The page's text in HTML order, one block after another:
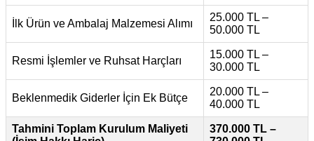
İlk Ürün ve Ambalaj Malzemesi Alımı
25.000 TL –
50.000 TL
Resmi İşlemler ve Ruhsat Harçları
15.000 TL –
30.000 TL
Beklenmedik Giderler İçin Ek Bütçe
20.000 TL –
40.000 TL
Tahmini Toplam Kurulum Maliyeti
370.000 TL –